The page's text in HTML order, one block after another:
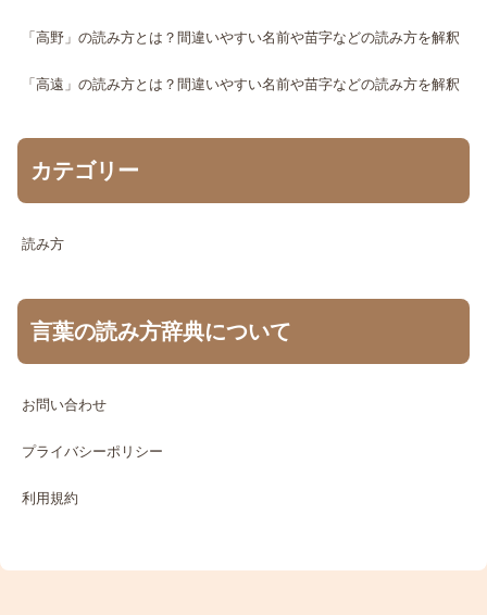
「高野」の読み方とは？間違いやすい名前や苗字などの読み方を解釈
「高遠」の読み方とは？間違いやすい名前や苗字などの読み方を解釈
カテゴリー
読み方
言葉の読み方辞典について
お問い合わせ
プライバシーポリシー
利用規約